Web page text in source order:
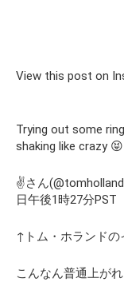
View this post on
Trying out some
shaking like crazy
✌️さん
日午後1時27分PST
↑トム・ホランドの
こんなん普通上が